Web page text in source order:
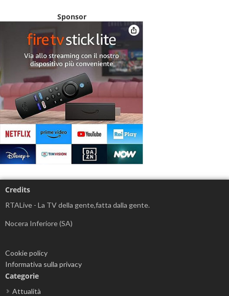
Sponsor
Credits
RTALive - La TV della gente,fatta dalla gente.
Nocera Inferiore (SA)
Cookie policy
Informativa sulla privacy
Categorie
Attualità